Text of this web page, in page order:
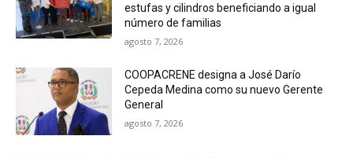
estufas y cilindros beneficiando a igual
número de familias
agosto 7, 2026
COOPACRENE designa a José Darío
Cepeda Medina como su nuevo Gerente
General
agosto 7, 2026